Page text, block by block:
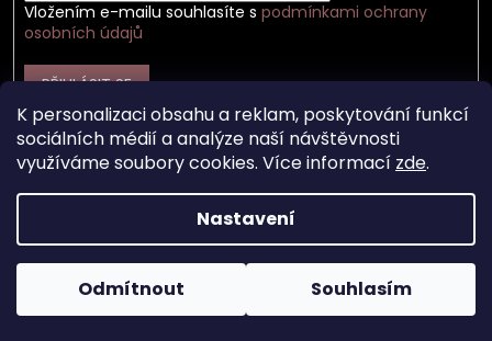
K personalizaci obsahu a reklam, poskytování funkcí
sociálních médií a analýze naší návštěvnosti
využíváme soubory cookies. Více informací zde.
Nastavení
Odmítnout Souhlasím
Vložením e-mailu souhlasíte s podmínkami ochrany
osobních údajů
PŘIHLÁSIT SE
Copyright 2026Záhir cosmetics s.r.o.. Všechna práva
vyhrazena.
Upravit nastavení cookies